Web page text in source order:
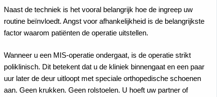
Naast de techniek is het vooral belangrijk hoe de ingreep uw
routine beïnvloedt. Angst voor afhankelijkheid is de belangrijkste
factor waarom patiënten de operatie uitstellen.
Wanneer u een MIS-operatie ondergaat, is de operatie strikt
poliklinisch. Dit betekent dat u de kliniek binnengaat en een paar
uur later de deur uitloopt met speciale orthopedische schoenen
aan. Geen krukken. Geen rolstoelen. U hoeft uw partner of